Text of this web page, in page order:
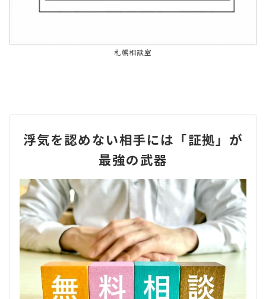
札幌相談室
浮気を認めない相手には「証拠」が
最強の武器